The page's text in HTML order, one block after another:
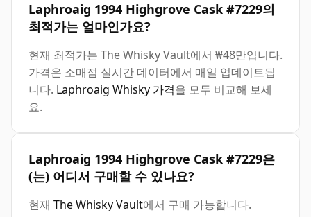
Laphroaig 1994 Highgrove Cask #7229의
최적가는 얼마인가요?
현재 최적가는 The Whisky Vault에서 ₩48만입니다.
가격은 소매점 실시간 데이터에서 매일 업데이트됩
니다. Laphroaig Whisky 가격을 모두 비교해 보세
요.
Laphroaig 1994 Highgrove Cask #7229은
(는) 어디서 구매할 수 있나요?
현재 The Whisky Vault에서 구매 가능합니다.